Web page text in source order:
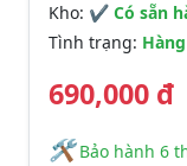
Kho: ✔ Có sẵn
Tình trạng:
690,000 đ
🛠 Bảo hành 6